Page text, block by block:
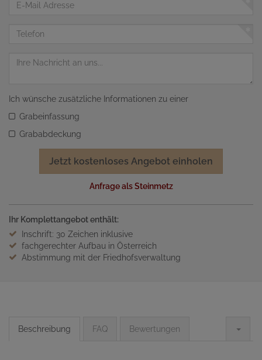
Telefon
Nachricht
Ich wünsche zusätzliche Informationen zu einer
Grabeinfassung
Grababdeckung
Jetzt kostenloses Angebot einholen
Anfrage als Steinmetz
Ihr Komplettangebot enthält:
Inschrift: 30 Zeichen inklusive
fachgerechter Aufbau in Österreich
Abstimmung mit der Friedhofsverwaltung
Beschreibung FAQ Bewertungen